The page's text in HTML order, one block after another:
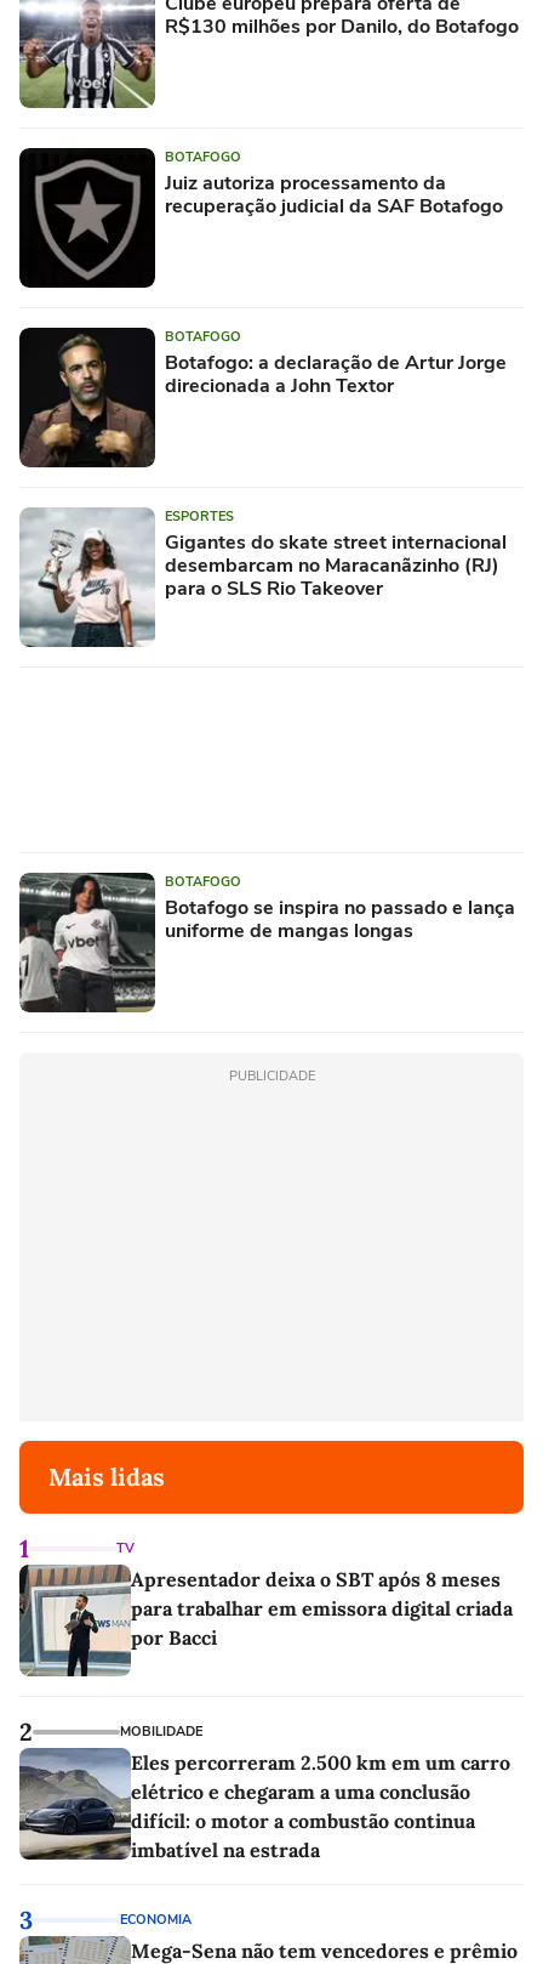
R$130 milhões por Danilo, do Botafogo
BOTAFOGO
Juiz autoriza processamento da
recuperação judicial da SAF Botafogo
BOTAFOGO
Botafogo: a declaração de Artur Jorge
direcionada a John Textor
ESPORTES
Gigantes do skate street internacional
desembarcam no Maracanãzinho (RJ)
para o SLS Rio Takeover
BOTAFOGO
Botafogo se inspira no passado e lança
uniforme de mangas longas
PUBLICIDADE
Mais lidas
1 TV
Apresentador deixa o SBT após 8 meses
para trabalhar em emissora digital criada
por Bacci
2 MOBILIDADE
Eles percorreram 2.500 km em um carro
elétrico e chegaram a uma conclusão
difícil: o motor a combustão continua
imbatível na estrada
3 ECONOMIA
Mega-Sena não tem vencedores e prêmio